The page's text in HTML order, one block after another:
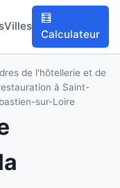
Villes
🧮
Calculateur
de l'hôtellerie et de
à Saint-
sur-Loire